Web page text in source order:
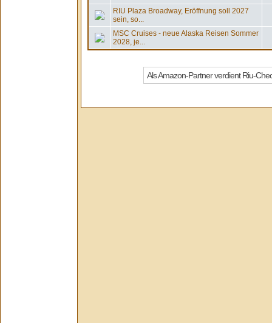
RIU Plaza Broadway, Eröffnung soll 2027
sein, so...
MSC Cruises - neue Alaska Reisen Sommer
2028, je...